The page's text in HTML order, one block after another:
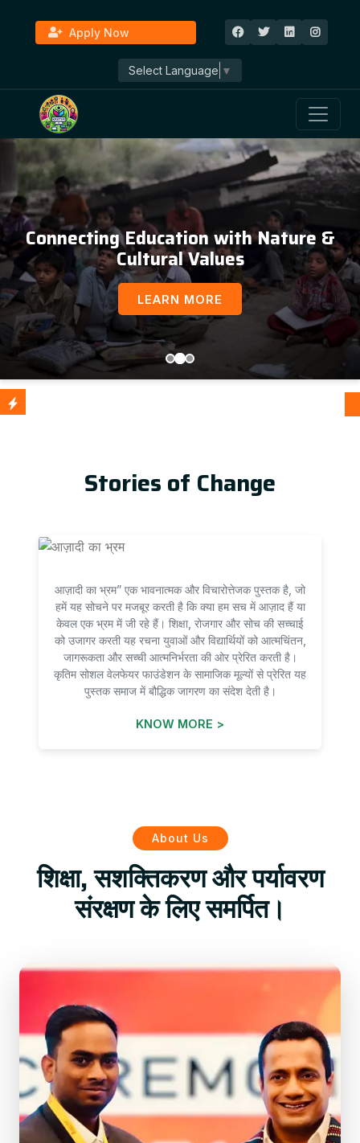
Apply Now
Select Language ▼
Education, Awareness & Social
Development
LEARN MORE
Stories of Change
आज़ादी का भ्रम” एक भावनात्मक और विचारोत्तेजक पुस्तक है, जो
हमें यह सोचने पर मजबूर करती है कि क्या हम सच में आज़ाद हैं या
केवल एक भ्रम में जी रहे हैं। शिक्षा, रोजगार और सोच की सच्चाई
को उजागर करती यह रचना युवाओं और विद्यार्थियों को आत्मचिंतन,
जागरूकता और सच्ची आत्मनिर्भरता की ओर प्रेरित करती है।
कृतिम सोशल वेलफेयर फाउंडेशन के सामाजिक मूल्यों से प्रेरित यह
पुस्तक समाज में बौद्धिक जागरण का संदेश देती है।
KNOW MORE >
About Us
शिक्षा, सशक्तिकरण और पर्यावरण
संरक्षण के लिए समर्पित।